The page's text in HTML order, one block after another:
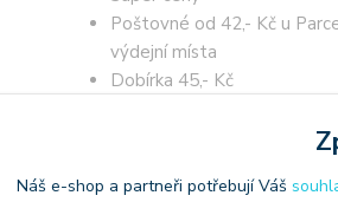
Poštovné od 42,- Kč u
výdejní místa
Dobírka 45,- Kč
Náš e-shop a partneři potřebují Váš